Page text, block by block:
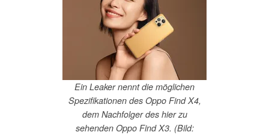
Ein Leaker nennt die möglichen
Spezifikationen des Oppo Find X4,
dem Nachfolger des hier zu
sehenden Oppo Find X3. (Bild: